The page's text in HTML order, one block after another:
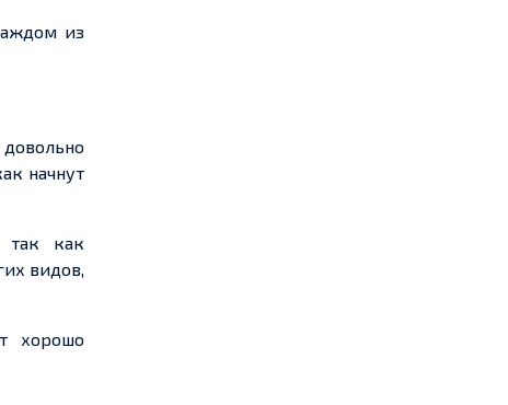
из
начнут
так как
видов,
хорошо